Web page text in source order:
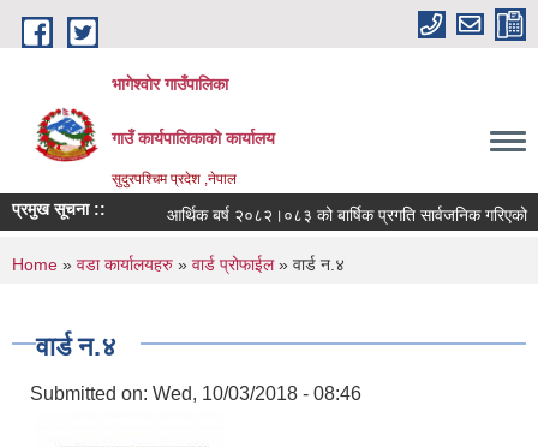
Skip to main content
भागेश्वोर गाउँपालिका
गाउँ कार्यपालिकाको कार्यालय
सुदुरपश्चिम प्रदेश ,नेपाल
प्रमुख सूचना :: आर्थिक बर्ष २०८२।०८३ को बार्षिक प्रगति सार्वजनिक गरिएको
You are here
Home » वडा कार्यालयहरु » वार्ड प्रोफाईल» वार्ड न.४
वार्ड न.४
Submitted on: Wed, 10/03/2018 - 08:46